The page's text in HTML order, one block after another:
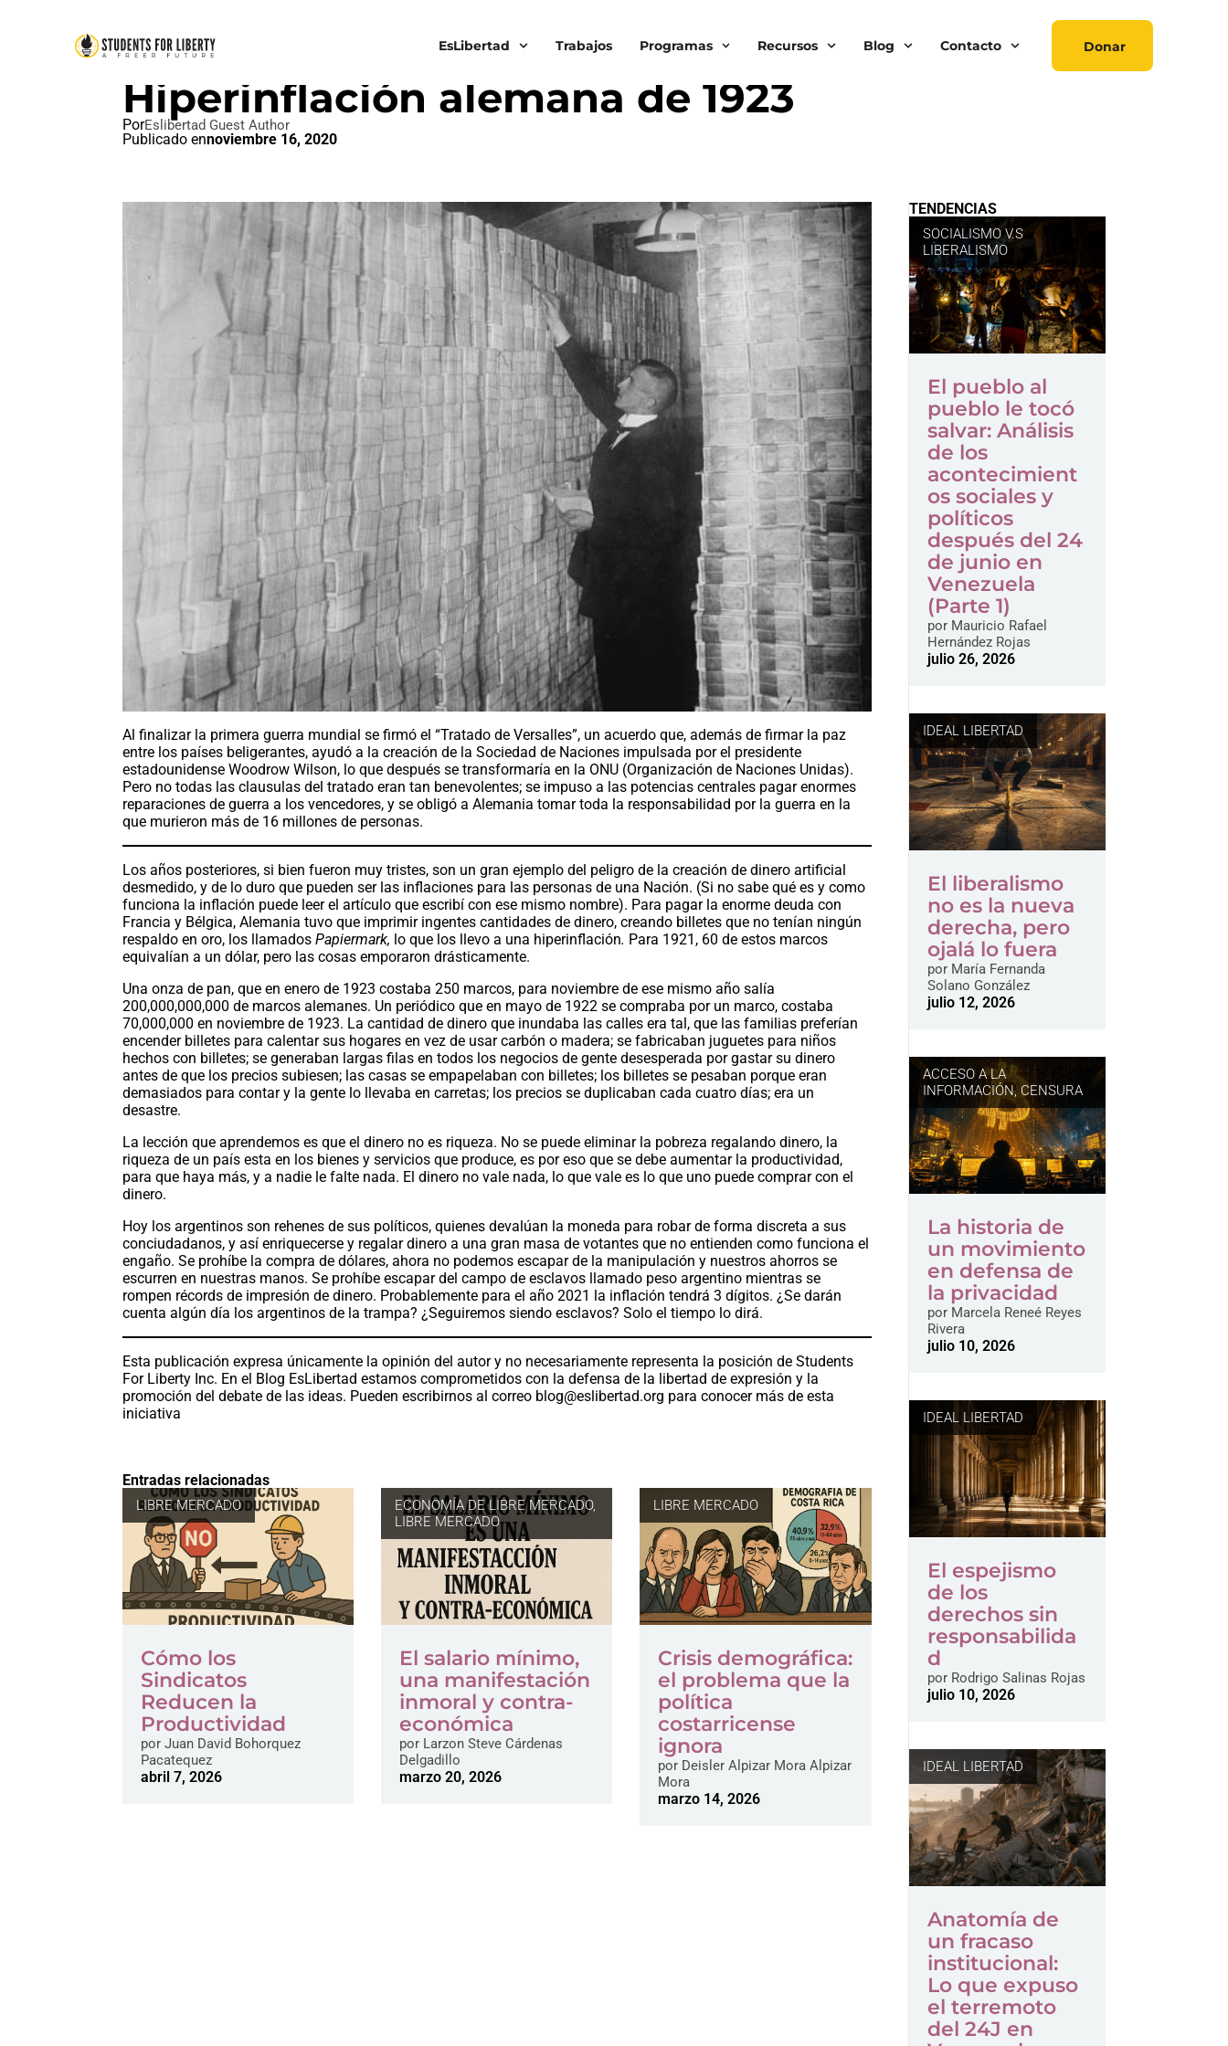
EsLibertad Trabajos Programas Recursos Blog Contacto Donar
Hiperinflación alemana de 1923
PorEslibertad Guest Author
Publicado ennoviembre 16, 2020
Al finalizar la primera guerra mundial se firmó el “Tratado de Versalles”, un acuerdo que, además de firmar la paz
entre los países beligerantes, ayudó a la creación de la Sociedad de Naciones impulsada por el presidente
estadounidense Woodrow Wilson, lo que después se transformaría en la ONU (Organización de Naciones Unidas).
Pero no todas las clausulas del tratado eran tan benevolentes; se impuso a las potencias centrales pagar enormes
reparaciones de guerra a los vencedores, y se obligó a Alemania tomar toda la responsabilidad por la guerra en la
que murieron más de 16 millones de personas.
Los años posteriores, si bien fueron muy tristes, son un gran ejemplo del peligro de la creación de dinero artificial
desmedido, y de lo duro que pueden ser las inflaciones para las personas de una Nación. (Si no sabe qué es y como
funciona la inflación puede leer el artículo que escribí con ese mismo nombre). Para pagar la enorme deuda con
Francia y Bélgica, Alemania tuvo que imprimir ingentes cantidades de dinero, creando billetes que no tenían ningún
respaldo en oro, los llamadosPapiermark, lo que los llevo a una hiperinflación. Para 1921, 60 de estos marcos
equivalían a un dólar, pero las cosas emporaron drásticamente.
Una onza de pan, que en enero de 1923 costaba 250 marcos, para noviembre de ese mismo año salía
200,000,000,000 de marcos alemanes. Un periódico que en mayo de 1922 se compraba por un marco, costaba
70,000,000 en noviembre de 1923. La cantidad de dinero que inundaba las calles era tal, que las familias preferían
encender billetes para calentar sus hogares en vez de usar carbón o madera; se fabricaban juguetes para niños
hechos con billetes; se generaban largas filas en todos los negocios de gente desesperada por gastar su dinero
antes de que los precios subiesen; las casas se empapelaban con billetes; los billetes se pesaban porque eran
demasiados para contar y la gente lo llevaba en carretas; los precios se duplicaban cada cuatro días; era un
desastre.
La lección que aprendemos es que el dinero no es riqueza. No se puede eliminar la pobreza regalando dinero, la
riqueza de un país esta en los bienes y servicios que produce, es por eso que se debe aumentar la productividad,
para que haya más, y a nadie le falte nada. El dinero no vale nada, lo que vale es lo que uno puede comprar con el
dinero.
Hoy los argentinos son rehenes de sus políticos, quienes devalúan la moneda para robar de forma discreta a sus
conciudadanos, y así enriquecerse y regalar dinero a una gran masa de votantes que no entienden como funciona el
engaño. Se prohíbe la compra de dólares, ahora no podemos escapar de la manipulación y nuestros ahorros se
escurren en nuestras manos. Se prohíbe escapar del campo de esclavos llamado peso argentino mientras se
rompen récords de impresión de dinero. Probablemente para el año 2021 la inflación tendrá 3 dígitos. ¿Se darán
cuenta algún día los argentinos de la trampa? ¿Seguiremos siendo esclavos? Solo el tiempo lo dirá.
Esta publicación expresa únicamente la opinión del autor y no necesariamente representa la posición de Students
For Liberty Inc. En el Blog EsLibertad estamos comprometidos con la defensa de la libertad de expresión y la
promoción del debate de las ideas. Pueden escribirnos al correo blog@eslibertad.org para conocer más de esta
iniciativa
Entradas relacionadas
LIBRE MERCADO
Cómo los
Sindicatos
Reducen la
Productividad
por Juan David Bohorquez
Pacatequez
abril 7, 2026
ECONOMÍA DE LIBRE MERCADO,
LIBRE MERCADO
El salario mínimo,
una manifestación
inmoral y contra-
económica
por Larzon Steve Cárdenas
Delgadillo
marzo 20, 2026
LIBRE MERCADO
Crisis demográfica:
el problema que la
política
costarricense
ignora
por Deisler Alpizar Mora Alpizar
Mora
marzo 14, 2026
TENDENCIAS
SOCIALISMO V.S
LIBERALISMO
El pueblo al
pueblo le tocó
salvar: Análisis
de los
acontecimient
os sociales y
políticos
después del 24
de junio en
Venezuela
(Parte 1)
porMauricio Rafael
Hernández Rojas
julio 26, 2026
IDEAL LIBERTAD
El liberalismo
no es la nueva
derecha, pero
ojalá lo fuera
porMaría Fernanda
Solano González
julio 12, 2026
ACCESO A LA
INFORMACIÓN, CENSURA
La historia de
un movimiento
en defensa de
la privacidad
porMarcela Reneé Reyes
Rivera
julio 10, 2026
IDEAL LIBERTAD
El espejismo
de los
derechos sin
responsabilida
d
porRodrigo Salinas Rojas
julio 10, 2026
IDEAL LIBERTAD
Anatomía de
un fracaso
institucional:
Lo que expuso
el terremoto
del 24J en